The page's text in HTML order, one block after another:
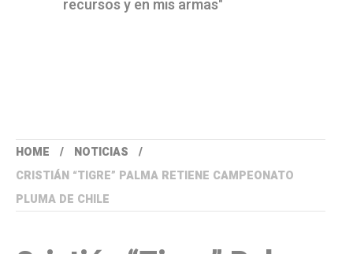
recursos y en mis armas"
HOME
NOTICIAS
CRISTIÁN “TIGRE” PALMA RETIENE CAMPEONATO
PLUMA DE CHILE